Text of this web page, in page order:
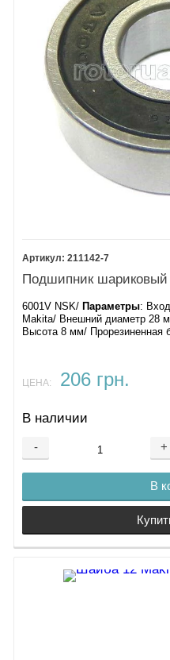
211142-7
Подшипник
6001V NSK/ Параметры:
Makita/ Внешний диаметр 28
Высота 8 мм/ Прорезиненная
ЦЕНА: 206 грн.
В наличии
- +
В